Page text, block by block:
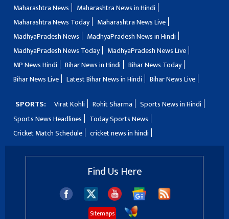
Maharashtra News
Maharashtra News in Hindi
Maharashtra News Today
Maharashtra News Live
MadhyaPradesh News
MadhyaPradesh News in Hindi
MadhyaPradesh News Today
MadhyaPradesh News Live
MP News Hindi
Bihar News in Hindi
Bihar News Today
Bihar News Live
Latest Bihar News in Hindi Bihar News Live
SPORTS: Virat Kohli Rohit Sharma
Sports News in Hindi
Sports News Headlines
Today Sports News
Cricket Match Schedule
cricket news in hindi
Find Us Here
Sitemaps